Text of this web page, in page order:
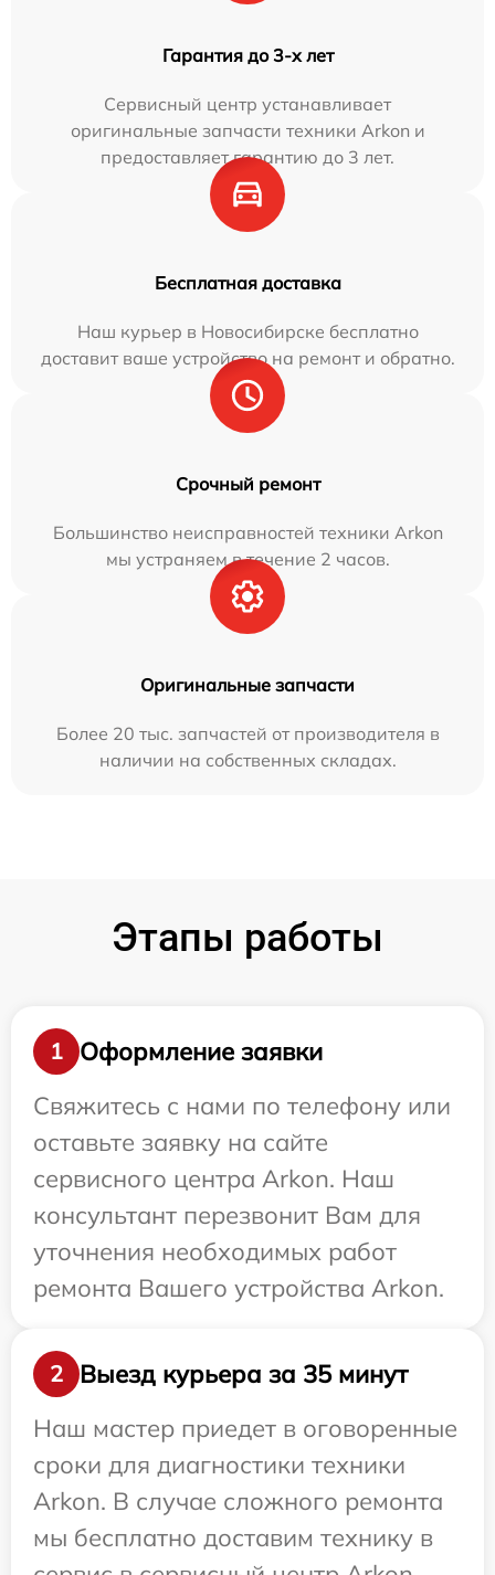
Гарантия до 3-х лет
Сервисный центр устанавливает
оригинальные запчасти техники Arkon и
предоставляет гарантию до 3 лет.
Бесплатная доставка
Наш курьер в Новосибирске бесплатно
доставит ваше устройство на ремонт и обратно.
Срочный ремонт
Большинство неисправностей техники Arkon
мы устраняем в течение 2 часов.
Оригинальные запчасти
Более 20 тыс. запчастей от производителя в
наличии на собственных складах.
Этапы работы
1
Оформление заявки
Свяжитесь с нами по телефону или
оставьте заявку на сайте
сервисного центра Arkon. Наш
консультант перезвонит Вам для
уточнения необходимых работ
ремонта Вашего устройства Arkon.
2
Выезд курьера за 35 минут
Наш мастер приедет в оговоренные
сроки для диагностики техники
Arkon. В случае сложного ремонта
мы бесплатно доставим технику в